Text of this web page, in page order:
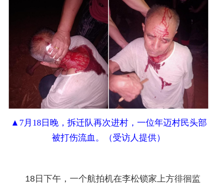
▲7月18日晚，拆迁队再次进村，一位年迈村民头部
被打伤流血。（受访人提供）
18日下午，一个航拍机在李松锁家上方徘徊监